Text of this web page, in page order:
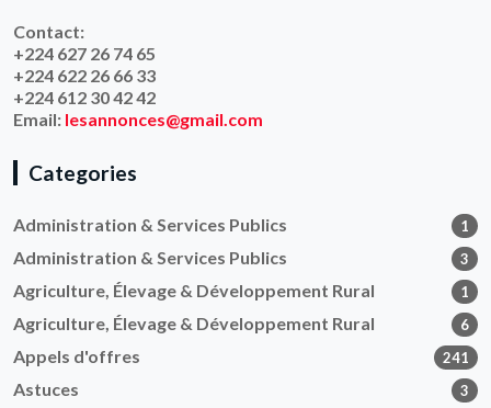
Contact:
+224 627 26 74 65
+224 622 26 66 33
+224 612 30 42 42
Email: lesannonces@gmail.com
Categories
Administration & Services Publics 1
Administration & Services Publics 3
Agriculture, Élevage & Développement Rural 1
Agriculture, Élevage & Développement Rural 6
Appels d'offres 241
Astuces 3